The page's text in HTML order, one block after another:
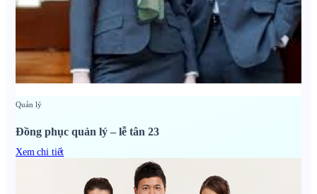
Quản lý
Đồng phục quản lý – lễ tân 23
Xem chi tiết